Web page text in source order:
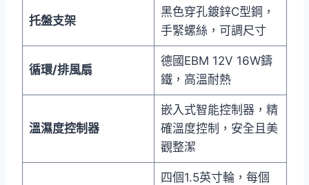
托盤支架
黑色穿孔鍍鋅C型鋼，
手緊螺絲，可調尺寸
循環/排風扇
德國EBM 12V 16W鑄
鐵，高溫耐熱
溫濕度控制器
嵌入式智能控制器，精
確溫度控制，安全且美
觀整潔
四個1.5英寸輪，每個